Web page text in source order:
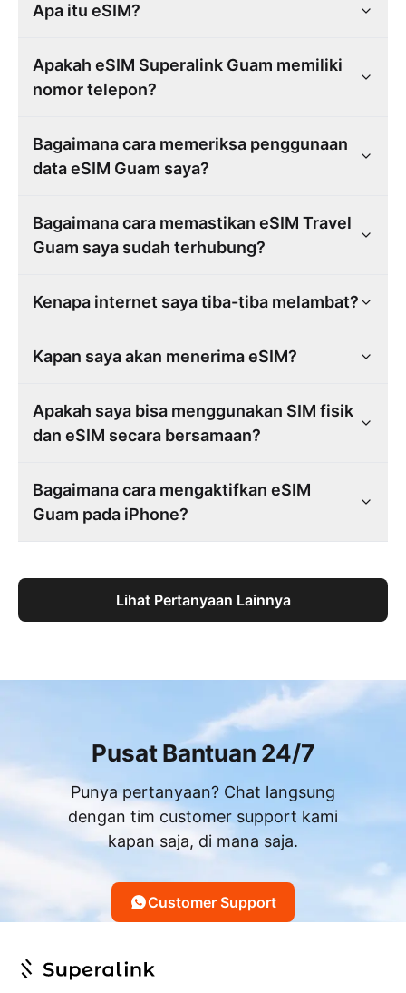
Apa itu eSIM?
Apakah eSIM Superalink Guam memiliki
nomor telepon?
Bagaimana cara memeriksa penggunaan
data eSIM Guam saya?
Bagaimana cara memastikan eSIM Travel
Guam saya sudah terhubung?
Kenapa internet saya tiba-tiba melambat?
Kapan saya akan menerima eSIM?
Apakah saya bisa menggunakan SIM fisik
dan eSIM secara bersamaan?
Bagaimana cara mengaktifkan eSIM
Guam pada iPhone?
Lihat Pertanyaan Lainnya
Pusat Bantuan 24/7
Punya pertanyaan? Chat langsung
dengan tim customer support kami
kapan saja, di mana saja.
Customer Support